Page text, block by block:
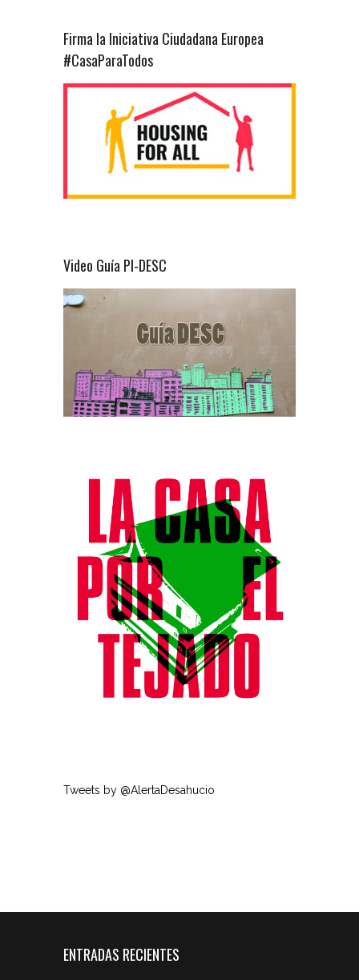
Firma la Iniciativa Ciudadana Europea
#CasaParaTodos
Video Guía PI-DESC
Tweets by @AlertaDesahucio
ENTRADAS RECIENTES